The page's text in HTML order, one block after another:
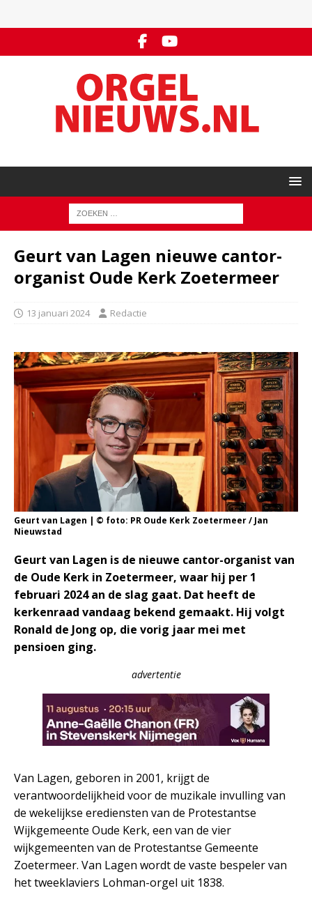
Geurt van Lagen nieuwe cantor-
organist Oude Kerk Zoetermeer
13 januari 2024 Redactie
Geurt van Lagen | © foto: PR Oude Kerk Zoetermeer / Jan
Nieuwstad
Geurt van Lagen is de nieuwe cantor-organist van
de Oude Kerk in Zoetermeer, waar hij per 1
februari 2024 an de slag gaat. Dat heeft de
kerkenraad vandaag bekend gemaakt. Hij volgt
Ronald de Jong op, die vorig jaar mei met
pensioen ging.
advertentie
Van Lagen, geboren in 2001, krijgt de
verantwoordelijkheid voor de muzikale invulling van
de wekelijkse erediensten van de Protestantse
Wijkgemeente Oude Kerk, een van de vier
wijkgemeenten van de Protestantse Gemeente
Zoetermeer. Van Lagen wordt de vaste bespeler van
het tweeklaviers Lohman-orgel uit 1838.